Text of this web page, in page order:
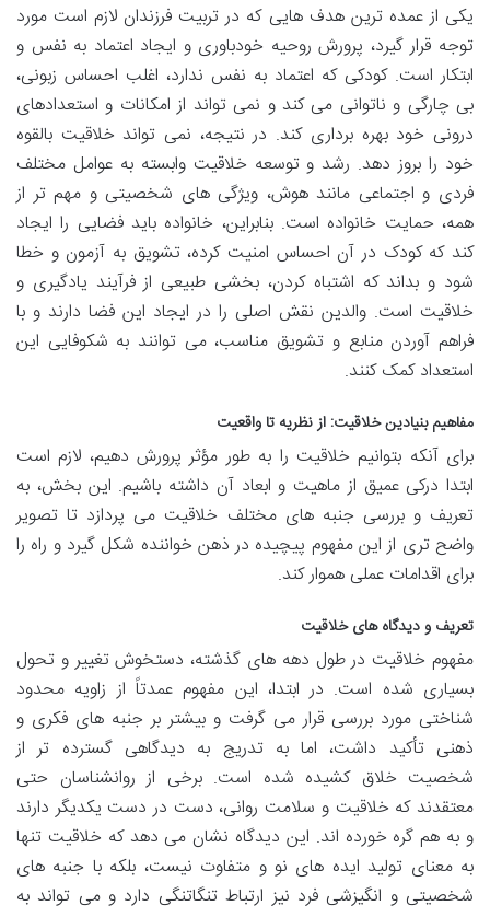
یکی از عمده ترین هدف هایی که در تربیت فرزندان لازم است مورد
توجه قرار گیرد، پرورش روحیه خودباوری و ایجاد اعتماد به نفس و
ابتکار است. کودکی که اعتماد به نفس ندارد، اغلب احساس زبونی،
بی چارگی و ناتوانی می کند و نمی تواند از امکانات و استعدادهای
درونی خود بهره برداری کند. در نتیجه، نمی تواند خلاقیت بالقوه
خود را بروز دهد. رشد و توسعه خلاقیت وابسته به عوامل مختلف
فردی و اجتماعی مانند هوش، ویژگی های شخصیتی و مهم تر از
همه، حمایت خانواده است. بنابراین، خانواده باید فضایی را ایجاد
کند که کودک در آن احساس امنیت کرده، تشویق به آزمون و خطا
شود و بداند که اشتباه کردن، بخشی طبیعی از فرآیند یادگیری و
خلاقیت است. والدین نقش اصلی را در ایجاد این فضا دارند و با
فراهم آوردن منابع و تشویق مناسب، می توانند به شکوفایی این
استعداد کمک کنند.
مفاهیم بنیادین خلاقیت: از نظریه تا واقعیت
برای آنکه بتوانیم خلاقیت را به طور مؤثر پرورش دهیم، لازم است
ابتدا درکی عمیق از ماهیت و ابعاد آن داشته باشیم. این بخش، به
تعریف و بررسی جنبه های مختلف خلاقیت می پردازد تا تصویر
واضح تری از این مفهوم پیچیده در ذهن خواننده شکل گیرد و راه را
برای اقدامات عملی هموار کند.
تعریف و دیدگاه های خلاقیت
مفهوم خلاقیت در طول دهه های گذشته، دستخوش تغییر و تحول
بسیاری شده است. در ابتدا، این مفهوم عمدتاً از زاویه محدود
شناختی مورد بررسی قرار می گرفت و بیشتر بر جنبه های فکری و
ذهنی تأکید داشت، اما به تدریج به دیدگاهی گسترده تر از
شخصیت خلاق کشیده شده است. برخی از روانشناسان حتی
معتقدند که خلاقیت و سلامت روانی، دست در دست یکدیگر دارند
و به هم گره خورده اند. این دیدگاه نشان می دهد که خلاقیت تنها
به معنای تولید ایده های نو و متفاوت نیست، بلکه با جنبه های
شخصیتی و انگیزشی فرد نیز ارتباط تنگاتنگی دارد و می تواند به